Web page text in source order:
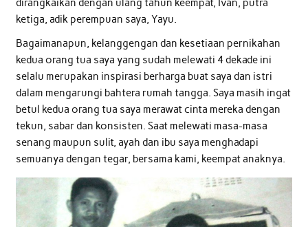
ketiga, adik perempuan saya, Yayu.
Bagaimanapun, kelanggengan dan kesetiaan pernikahan
kedua orang tua saya yang sudah melewati 4 dekade ini
selalu merupakan inspirasi berharga buat saya dan istri
dalam mengarungi bahtera rumah tangga. Saya masih ingat
betul kedua orang tua saya merawat cinta mereka dengan
tekun, sabar dan konsisten. Saat melewati masa-masa
senang maupun sulit, ayah dan ibu saya menghadapi
semuanya dengan tegar, bersama kami, keempat anaknya.